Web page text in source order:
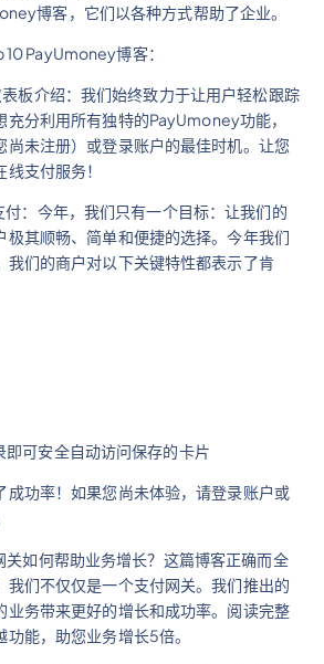
博客，它们以各种方式帮助了企业。
PayUmoney博客：
板介绍：我们始终致力于让用户轻松跟踪
充分利用所有独特的PayUmoney功能，
尚未注册）或登录账户的最佳时机。让您
支付服务！
：今年，我们只有一个目标：让我们的
极其顺畅、简单和便捷的选择。今年我们
我们的商户对以下关键特性都表示了肯
可安全自动访问保存的卡片
成功率！如果您尚未体验，请登录账户或
如何帮助业务增长？这篇博客正确而全
我们不仅仅是一个支付网关。我们推出的
业务带来更好的增长和成功率。阅读完整
能，助您业务增长5倍。